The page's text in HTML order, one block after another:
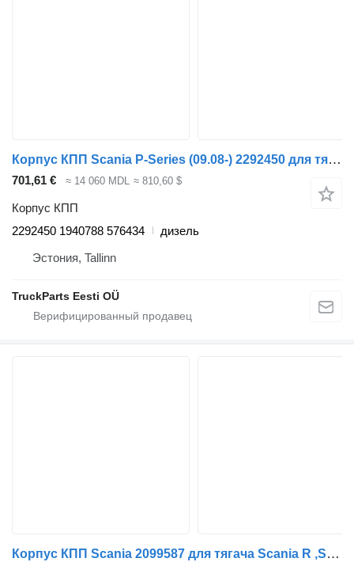
Корпус КПП Scania P-Series (09.08-) 2292450 для тягача Scania P,G,R,T-series (2004-2017)
701,61 € ≈ 14 060 MDL ≈ 810,60 $
Корпус КПП
2292450 1940788 576434
дизель
Эстония, Tallinn
TruckParts Eesti OÜ
Корпус КПП Scania 2099587 для тягача Scania R ,S ,NGT